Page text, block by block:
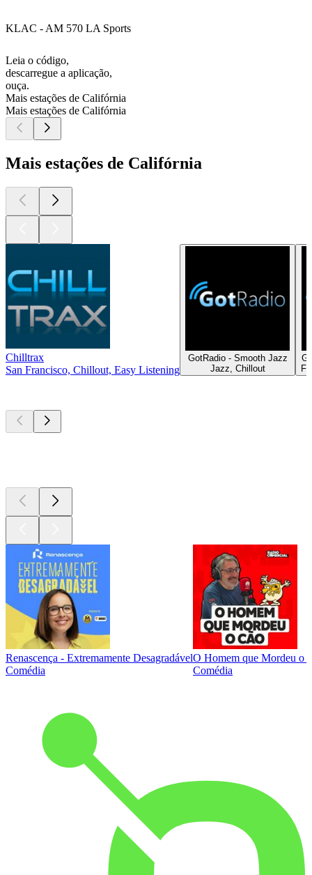
KLAC - AM 570 LA Sports
Leia o código,
descarregue a aplicação,
ouça.
Mais estações de Califórnia
Mais estações de Califórnia
Mais estações de Califórnia
Chilltrax
San Francisco, Chillout, Easy Listening
GotRadio - Smooth Jazz
Jazz, Chillout
Renascença - Extremamente Desagradável
Comédia
O Homem que Mordeu o
Comédia